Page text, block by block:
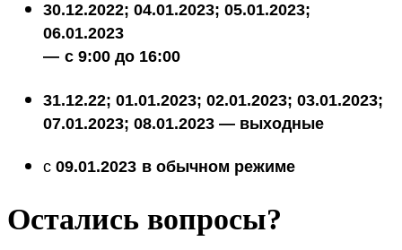
30.12.2022; 04.01.2023; 05.01.2023;
06.01.2023
— с 9:00 до 16:00
31.12.22; 01.01.2023; 02.01.2023; 03.01.2023;
07.01.2023; 08.01.2023 — выходные
с 09.01.2023 в обычном режиме
Остались вопросы?